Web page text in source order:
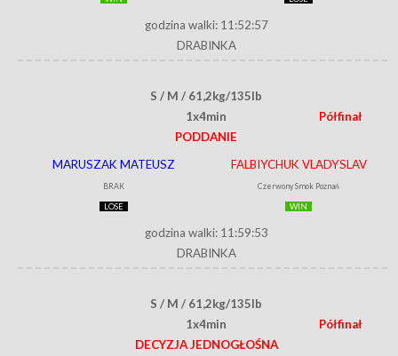
godzina walki: 11:52:57
DRABINKA
S / M / 61,2kg/135lb
1x4min
Półfinał
PODDANIE
MARUSZAK MATEUSZ
BRAK
LOSE
FALBIYCHUK VLADYSLAV
Czerwony Smok Poznań
WIN
godzina walki: 11:59:53
DRABINKA
S / M / 61,2kg/135lb
1x4min
Półfinał
DECYZJA JEDNOGŁOŚNA